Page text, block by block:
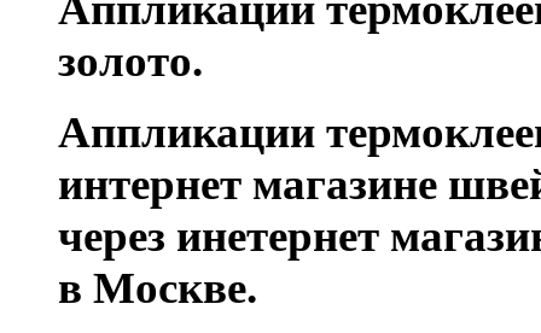
золото.
Аппликации
интернет магазине
через инетернет
в Москве.